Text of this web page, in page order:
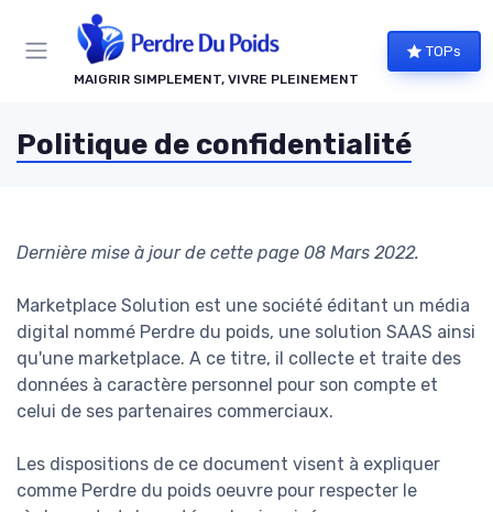
MAIGRIR SIMPLEMENT, VIVRE PLEINEMENT
TOPs
Politique de confidentialité
Dernière mise à jour de cette page 08 Mars 2022.
Marketplace Solution est une société éditant un média
digital nommé Perdre du poids, une solution SAAS ainsi
qu'une marketplace. A ce titre, il collecte et traite des
données à caractère personnel pour son compte et
celui de ses partenaires commerciaux.
Les dispositions de ce document visent à expliquer
comme Perdre du poids oeuvre pour respecter le
Panneau de gestion des cookies